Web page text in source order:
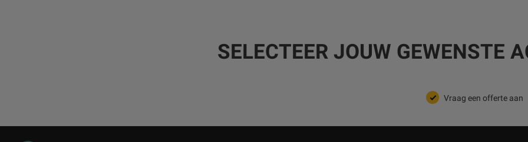
SELECTEER JOUW GEWENSTE
Vraag een offerte aan